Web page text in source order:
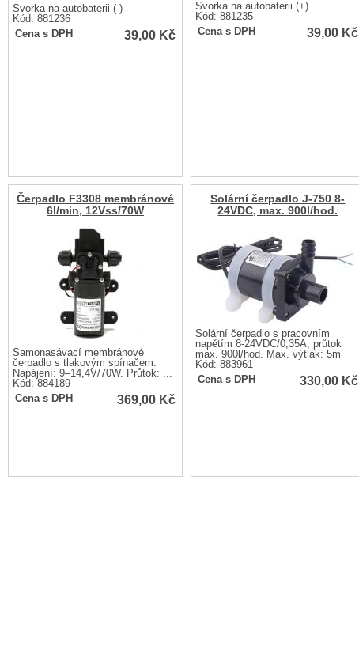
Svorka na autobaterii (-)
Kód: 881236
Cena s DPH
39,00 Kč
Svorka na autobaterii (+)
Kód: 881235
Cena s DPH
39,00 Kč
Čerpadlo F3308 membránové
6l/min, 12Vss/70W
Samonasávací membránové
čerpadlo s tlakovým spínačem.
Napájení: 9–14,4V/70W. Průtok: ...
Kód: 884189
Cena s DPH
369,00 Kč
Solární čerpadlo J-750 8-
24VDC, max. 900l/hod.
Solární čerpadlo s pracovním
napětím 8-24VDC/0,35A, průtok
max. 900l/hod. Max. výtlak: 5m
Kód: 883961
Cena s DPH
330,00 Kč